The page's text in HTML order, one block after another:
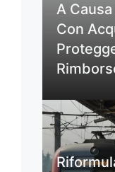
A
Con